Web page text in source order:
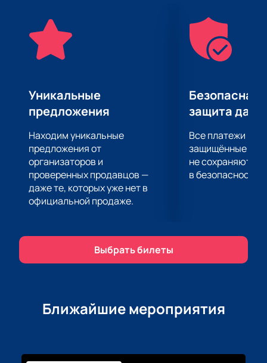
сокровенные струны души.
Уникальные
предложения
Находим уникальные
предложения от
организаторов и
проверенных продавцов —
даже те, которых уже нет в
официальной продаже.
Безопасная
защита
Все платежи
защищённые
не сохраняются
в безопасности.
Выбрать билеты
Ближайшие мероприятия